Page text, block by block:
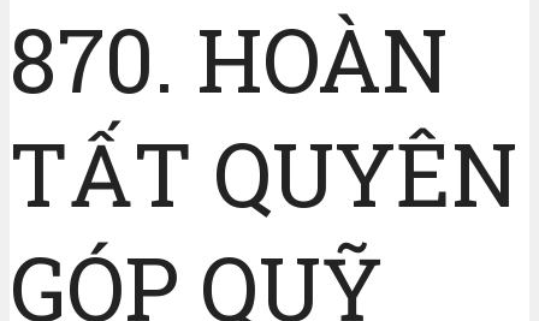
870. HOÀN
TẤT QUYÊN
GÓP QUỸ